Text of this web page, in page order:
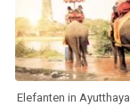
Elefanten in Ayutthaya